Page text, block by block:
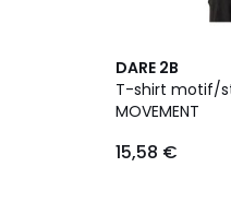
DARE 2B
T-shirt motif/
MOVEMENT
15,58 €